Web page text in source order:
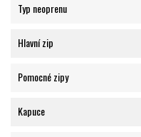
Typ neoprenu
Hlavní zip
Pomocné zipy
Kapuce